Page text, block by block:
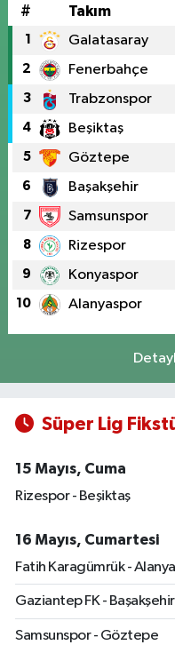
# Takım
1 Galatasaray
2 Fenerbahçe
3 Trabzonspor
4 Beşiktaş
5 Göztepe
6 Başakşehir
7 Samsunspor
8 Rizespor
9 Konyaspor
10 Alanyaspor
Süper Lig
15 Mayıs, Cuma
Rizespor - Beşiktaş
16 Mayıs, Cumartesi
Fatih Karagümrük -
Gaziantep FK - Başakşehir
Samsunspor - Göztepe